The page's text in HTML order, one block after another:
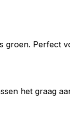
groen. Perfect
het graag